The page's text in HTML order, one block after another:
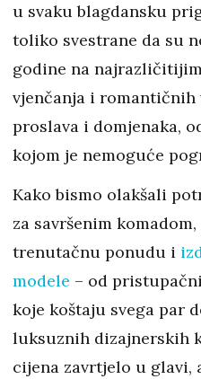
u svaku blagdansku
toliko svestrane da su
godine na
vjenčanja i romantičnih
proslava i domjenaka,
kojom je nemoguće
Kako bismo olakšali
za savršenim
trenutačnu ponudu i
modele – od
koje koštaju svega par
luksuznih dizajnerskih
cijena zavrtjelo u glavi,